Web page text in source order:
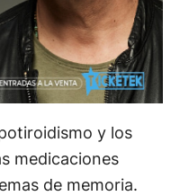
y los
medicaciones
de memoria.